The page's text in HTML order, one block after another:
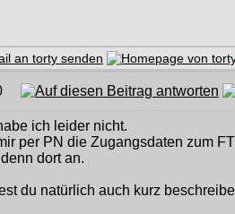
ich leider nicht.
per PN die Zugangsdaten zum
dort an.
du natürlich auch kurz